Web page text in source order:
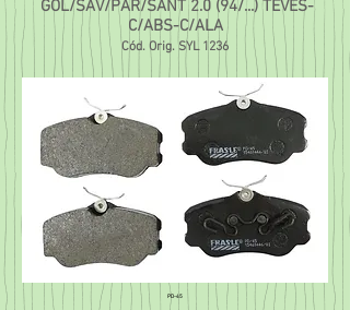
GOL/SAV/PAR/SANT 2.0 (94/...) TEVES-
C/ABS-C/ALA
Cód. Orig. SYL 1236
PD-45